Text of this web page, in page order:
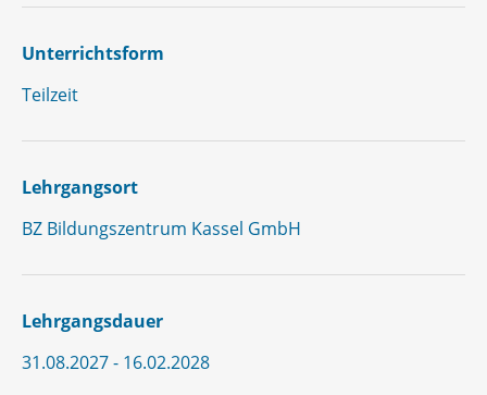
Unterrichtsform
Teilzeit
Lehrgangsort
BZ Bildungszentrum Kassel GmbH
Lehrgangsdauer
31.08.2027 - 16.02.2028